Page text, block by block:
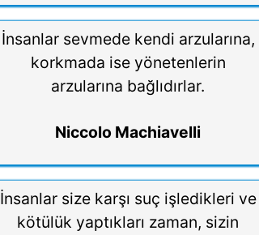
İnsanlar sevmede kendi arzularına,
korkmada ise yönetenlerin
arzularına bağlıdırlar.
Niccolo Machiavelli
İnsanlar size karşı suç işledikleri ve
kötülük yaptıkları zaman, sizin